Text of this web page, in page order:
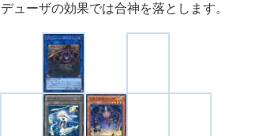
デューザの効果では合神を落とします。